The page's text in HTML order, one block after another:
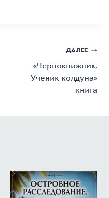
ДАЛЕЕ
«Чернокнижник.
Ученик колдуна»
книга